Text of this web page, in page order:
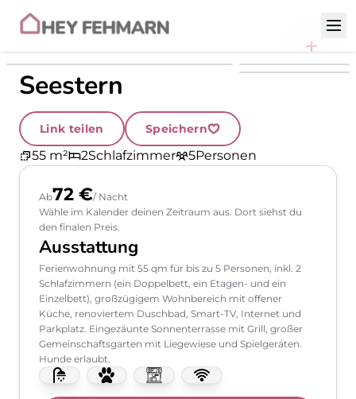
Zum Inhalt
Seestern
Link teilen Speichern
CAMERA
55 m² 2Schlafzimmer 5Personen
Ab72 €/ Nacht
Wähle im Kalender deinen Zeitraum aus. Dort siehst du
den finalen Preis.
Ausstattung
Ferienwohnung mit 55 qm für bis zu 5 Personen, inkl. 2
Schlafzimmern (ein Doppelbett, ein Etagen- und ein
Einzelbett), großzügigem Wohnbereich mit offener
Küche, renoviertem Duschbad, Smart-TV, Internet und
Parkplatz. Eingezäunte Sonnenterrasse mit Grill, großer
Gemeinschaftsgarten mit Liegewiese und Spielgeräten.
Hunde erlaubt.